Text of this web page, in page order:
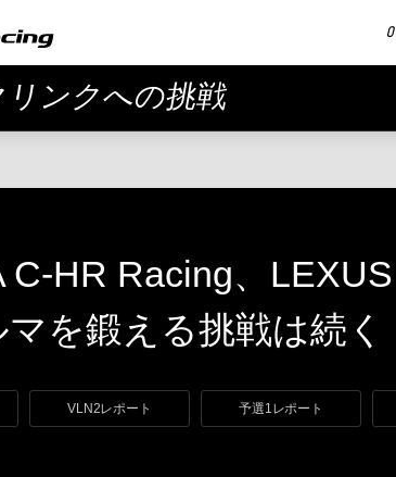
ンクへの挑戦
C-HR Racing、
を鍛える挑戦は続く
VLN2レポート 予選1レポート